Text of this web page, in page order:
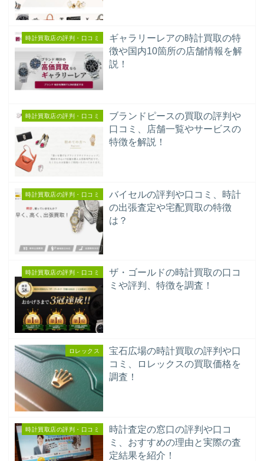
時計買取店の評判・口コミ
ギャラリーレアの時計買取の特
徴や国内10箇所の店舗情報を解
説！
時計買取店の評判・口コミ
ブランドピースの買取の評判や
口コミ、店舗一覧やサービスの
特徴を解説！
時計買取店の評判・口コミ
バイセルの評判や口コミ、時計
の出張査定や宅配買取の特徴
は？
時計買取店の評判・口コミ
ザ・ゴールドの時計買取の口コ
ミや評判、特徴を調査！
ロレックス
宝石広場の時計買取の評判や口
コミ、ロレックスの買取価格を
調査！
時計買取店の評判・口コミ
時計査定の窓口の評判や口コ
ミ、おすすめの理由と実際の査
定結果を紹介！